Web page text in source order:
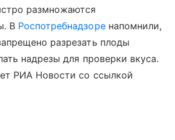
размножаются
В Роспотребнадзоренапомнили,
разрезать плоды
надрезы для проверки вкуса.
РИА Новости со ссылкой